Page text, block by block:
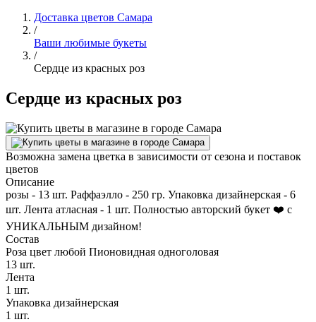
Доставка цветов Самара
/
Ваши любимые букеты
/
Сердце из красных роз
Сердце из красных роз
Возможна замена цветка в зависимости от сезона и поставок
цветов
Описание
розы - 13 шт. Раффаэлло - 250 гр. Упаковка дизайнерская - 6
шт. Лента атласная - 1 шт. Полностью авторский букет ❤️ с
УНИКАЛЬНЫМ дизайном!
Состав
Роза цвет любой Пионовидная одноголовая
13 шт.
Лента
1 шт.
Упаковка дизайнерская
1 шт.